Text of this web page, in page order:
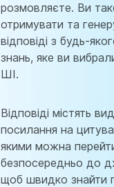
розмовляєте. Ви
отримувати та
відповіді з будь-
знань, яке ви
ШІ.
Відповіді містять
посилання на
якими можна
безпосередньо до
щоб швидко знайти